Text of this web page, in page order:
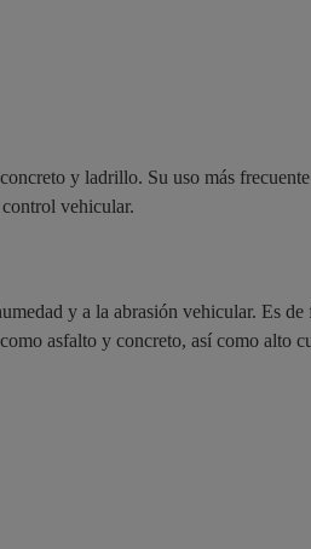
y ladrillo. Su uso más frecuente
vehicular.
y a la abrasión vehicular. Es
asfalto y concreto, así como alto